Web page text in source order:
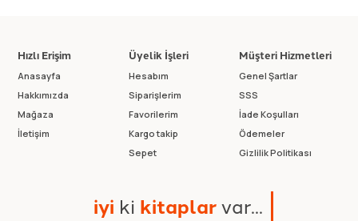
Hızlı Erişim
Anasayfa
Hakkımızda
Mağaza
İletişim
Üyelik İşleri
Hesabım
Siparişlerim
Favorilerim
Kargo takip
Sepet
Müşteri Hizmetleri
Genel Şartlar
SSS
İade Koşulları
Ödemeler
Gizlilik Politikası
iyi ki kitaplarvar...